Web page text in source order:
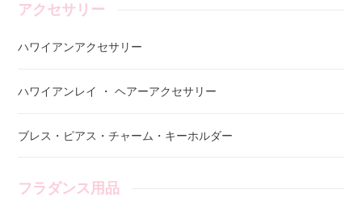
アクセサリー
ハワイアンアクセサリー
ハワイアンレイ ・ ヘアーアクセサリー
ブレス・ピアス・チャーム・キーホルダー
フラダンス用品